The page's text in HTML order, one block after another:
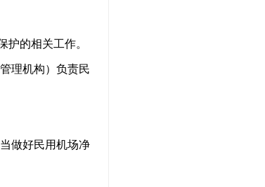
的相关工作。
理机构）负责民
做好民用机场净